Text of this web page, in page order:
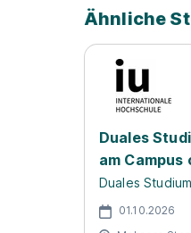
Ähnliche
Duales
am
Duales Studium
01.10.2026